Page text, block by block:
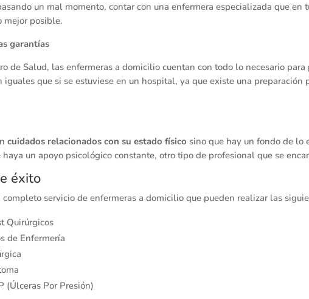
un mal momento, contar con una enfermera especializada que en
mejor posible.
garantías
de Salud, las enfermeras a domicilio cuentan con todo lo necesario
iguales que si se estuviese en un hospital, ya que existe una
cuidados relacionados con su estado físico sino que hay un fondo de lo
un apoyo psicológico constante, otro tipo de profesional que se
éxito
servicio de enfermeras a domicilio que pueden realizar las
Quirúrgicos
de Enfermería
(Úlceras Por Presión)